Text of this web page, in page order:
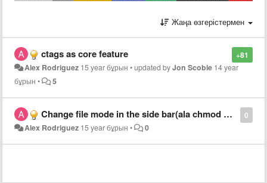
Жаңа өзгерістермен
+81
ctags as core feature
Alex Rodriguez 15 year бұрын •updated byJon Scobie 14 year
бұрын • 5
0
Change file mode in the side bar(ala chmod +w, etc)
Alex Rodriguez 15 year бұрын • 0